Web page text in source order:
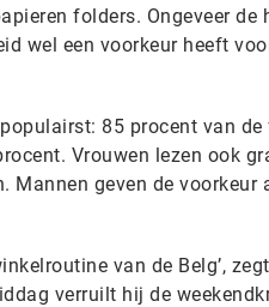
folders. Ongeveer
wel een voorkeur heeft
85 procent van de
Vrouwen lezen ook
Mannen geven de voorkeur
van de Belg’,
verruilt hij de